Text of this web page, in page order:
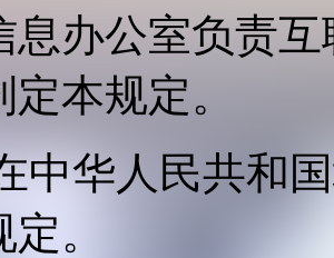
息办公室负责
本规定。
中华人民共和
。